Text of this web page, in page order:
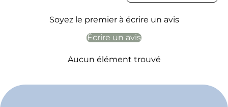
Soyez le premier à écrire un avis
Écrire un avis
Aucun élément trouvé